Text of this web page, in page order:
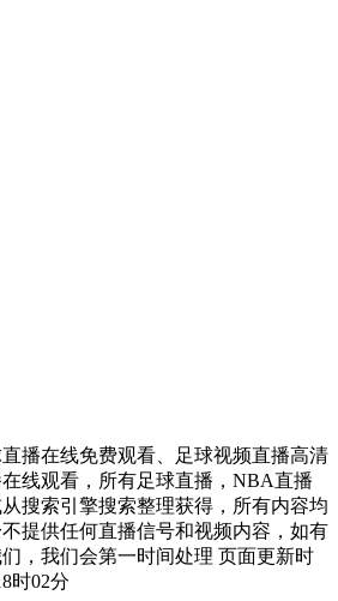
直播在线免费观看、足球视频直播高清
线观看，所有足球直播，NBA直播
搜索引擎搜索整理获得，所有内容均
提供任何直播信号和视频内容，如有
，我们会第一时间处理 页面更新时
时02分